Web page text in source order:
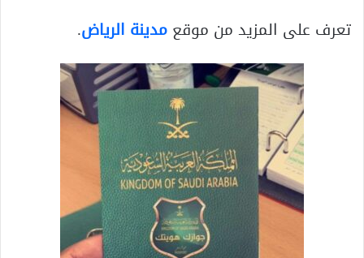
تعرف على المزيد من موقعمدينة الرياض.